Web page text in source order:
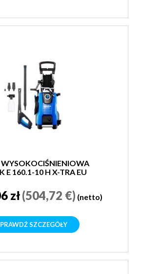
WYSOKOCIŚNIENIOWA
E 160.1-10 H X-TRA EU
zł(504,72 €) (netto)
SZCZEGÓŁY